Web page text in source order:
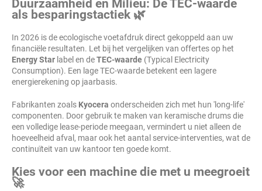
Duurzaamheid en Milieu: De TEC-waarde
als besparingstactiek 🌿
In 2026 is de ecologische voetafdruk direct gekoppeld aan uw
financiële resultaten. Let bij het vergelijken van offertes op het
Energy Star label en deTEC-waarde (Typical Electricity
Consumption). Een lage TEC-waarde betekent een lagere
energierekening op jaarbasis.
Fabrikanten zoals Kyocera onderscheiden zich met hun 'long-life'
componenten. Door gebruik te maken van keramische drums die
een volledige lease-periode meegaan, vermindert u niet alleen de
hoeveelheid afval, maar ook het aantal service-interventies, wat de
continuïteit van uw kantoor ten goede komt.
Kies voor een machine die met u meegroeit
🚀